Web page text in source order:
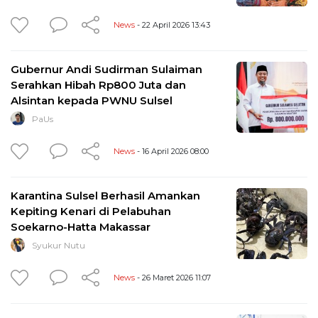
News - 22 April 2026 13:43
Gubernur Andi Sudirman Sulaiman
Serahkan Hibah Rp800 Juta dan
Alsintan kepada PWNU Sulsel
PaUs
News - 16 April 2026 08:00
Karantina Sulsel Berhasil Amankan
Kepiting Kenari di Pelabuhan
Soekarno-Hatta Makassar
Syukur Nutu
News - 26 Maret 2026 11:07